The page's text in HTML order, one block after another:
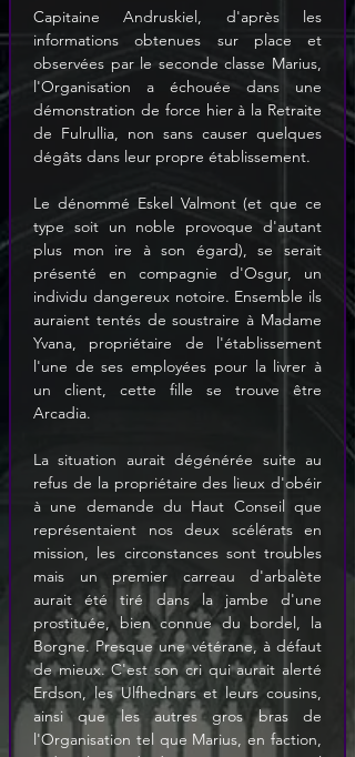
Capitaine Andruskiel, d'après les
informations obtenues sur place et
observées par le seconde classe Marius,
l'Organisation a échouée dans une
démonstration de force hier à la Retraite
de Fulrullia, non sans causer quelques
dégâts dans leur propre établissement.
Le dénommé Eskel Valmont (et que ce
type soit un noble provoque d'autant
plus mon ire à son égard), se serait
présenté en compagnie d'Osgur, un
individu dangereux notoire. Ensemble ils
auraient tentés de soustraire à Madame
Yvana, propriétaire de l'établissement
l'une de ses employées pour la livrer à
un client, cette fille se trouve être
Arcadia.
La situation aurait dégénérée suite au
refus de la propriétaire des lieux d'obéir
à une demande du Haut Conseil que
représentaient nos deux scélérats en
mission, les circonstances sont troubles
mais un premier carreau d'arbalète
aurait été tiré dans la jambe d'une
prostituée, bien connue du bordel, la
Borgne. Presque une vétérane, à défaut
de mieux. C'est son cri qui aurait alerté
Erdson, les Ulfhednars et leurs cousins,
ainsi que les autres gros bras de
l'Organisation tel que Marius, en faction,